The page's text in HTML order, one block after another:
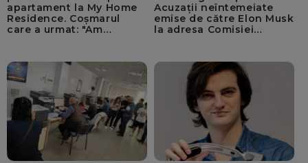
apartament la My Home
Residence. Coșmarul
care a urmat: "Am
Acuzații neîntemeiate
emise de către Elon Musk
la adresa Comisiei
pentru instaurarea
„cenzurii” pe platforma X